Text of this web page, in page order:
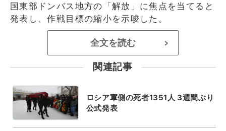
国東部ドンバス地方の「解放」に焦点を当てると
発表し、作戦目標の縮小を示唆した。
全文を読む >
関連記事
ロシア軍側の死者1351人 3週間ぶり
公式発表